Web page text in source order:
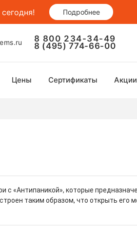
Подробнее
8 800 234-34-49
8 (495) 774-66-00
Цены Сертификаты Акции
«Антипаникой», которые
таким образом, что открыть его